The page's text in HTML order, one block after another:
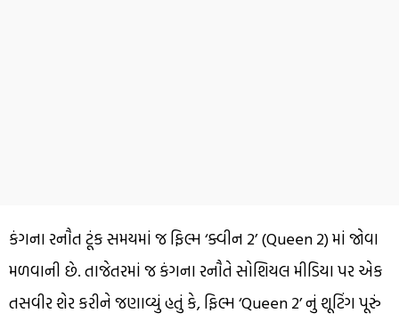
કંગના રનૌત ટૂંક સમયમાં જ ફિલ્મ ‘ક્વીન 2’ (Queen 2) માં જોવા
મળવાની છે. તાજેતરમાં જ કંગના રનૌતે સોશિયલ મીડિયા પર એક
તસવીર શેર કરીને જણાવ્યું હતું કે, ફિલ્મ ‘Queen 2’ નું શૂટિંગ પૂરું